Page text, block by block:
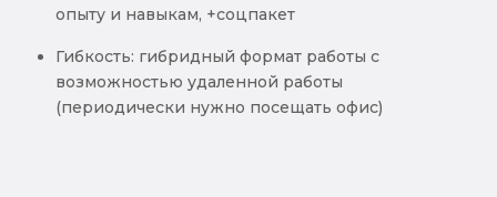
опыту и навыкам, +соцпакет
Гибкость: гибридный формат работы с
возможностью удаленной работы
(периодически нужно посещать офис)